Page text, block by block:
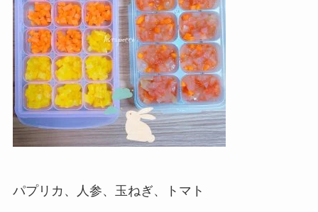
パプリカ、人参、玉ねぎ、トマト